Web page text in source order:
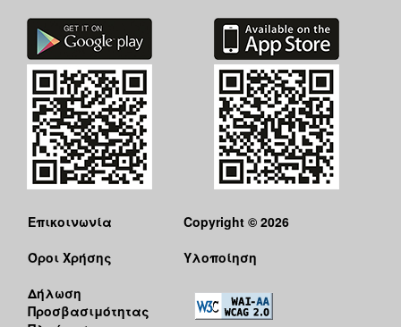
Επικοινωνία
Όροι Χρήσης
Δήλωση
Προσβασιμότητας
Copyright © 2026
Υλοποίηση